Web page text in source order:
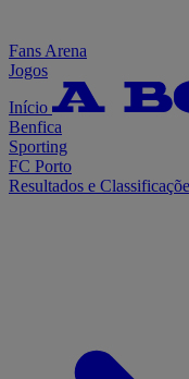
Fans Arena
Jogos
Início
Benfica
Sporting
FC Porto
Resultados e